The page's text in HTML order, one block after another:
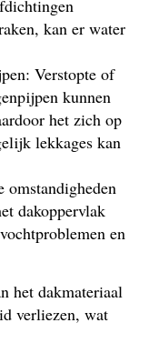
kan er water
Verstopte of
kunnen
het zich op
lekkages kan
omstandigheden
dakoppervlak
en
het dakmateriaal
verliezen, wat